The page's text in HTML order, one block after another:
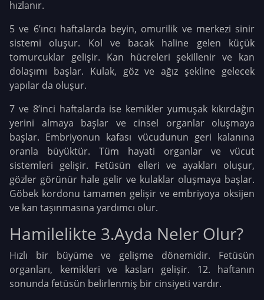
hızlanır.
5 ve 6’ıncı haftalarda beyin, omurilik ve merkezi sinir
sistemi oluşur. Kol ve bacak haline gelen küçük
tomurcuklar gelişir. Kan hücreleri şekillenir ve kan
dolaşımı başlar. Kulak, göz ve ağız şekline gelecek
yapılar da oluşur.
7 ve 8’inci haftalarda ise kemikler yumuşak kıkırdağın
yerini almaya başlar ve cinsel organlar oluşmaya
başlar. Embriyonun kafası vücudunun geri kalanına
oranla büyüktür. Tüm hayati organlar ve vücut
sistemleri gelişir. Fetüsün elleri ve ayakları oluşur,
gözler görünür hale gelir ve kulaklar oluşmaya başlar.
Göbek kordonu tamamen gelişir ve embriyoya oksijen
ve kan taşınmasına yardımcı olur.
Hamilelikte 3.Ayda Neler Olur?
Hızlı bir büyüme ve gelişme dönemidir. Fetüsün
organları, kemikleri ve kasları gelişir. 12. haftanın
sonunda fetüsün belirlenmiş bir cinsiyeti vardır.